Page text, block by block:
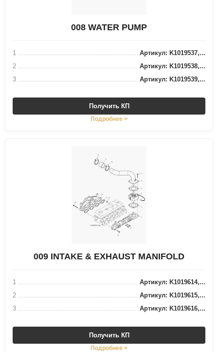
008 WATER PUMP
1
Артикул: K1019537,...
2
Артикул: K1019538,...
3
Артикул: K1019539,...
Получить КП
Подробнее >
009 INTAKE & EXHAUST MANIFOLD
1
Артикул: K1019614,...
2
Артикул: K1019615,...
3
Артикул: K1019616,...
Получить КП
Подробнее >